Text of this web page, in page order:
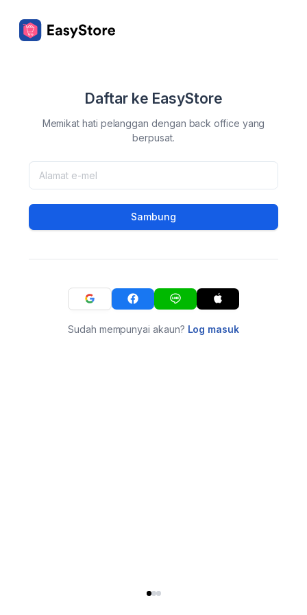
Daftar ke EasyStore
Memikat hati pelanggan dengan back office yang
berpusat.
Sambung
Sudah mempunyai akaun? Log masuk